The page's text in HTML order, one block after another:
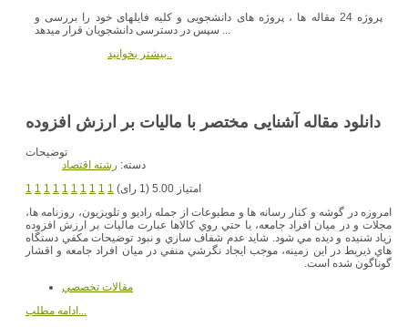
پروژه 24 مقاله ها ، پروژه های دانشجویی و کلیه فایلهای خود را بررسی و
سپس در دسترسی دانشجویان قرار میدهد ...
بیشتر بخوانید..
دانلود مقاله آشنایی مختصر با مالیات بر ارزش افزوده
توضیحات
دسته: رشته اقتصاد
1 1 1 1 1 1 1 1 1 1
امتیاز 5.00 (1 رای)
امروزه در گوشه و كنار رسانه ها و مطبوعات از جمله راديو و تلويزيون، روزنامه ها،
مجلات و در ميان افراد جامعه، يا حتي روي كالاها عبارت ماليات بر ارزش افزوده
زياد شنيده و ديده مي شود. شايد عدم شفاف سازي و نبود توضيحات مكفي دستگاه
هاي ذيربط در اين زمينه، موجب ايجاد نگرشي منفي در ميان افراد جامعه و اقشار
گوناگون شده است.
مقالات تخصصي
ادامه مطلب...